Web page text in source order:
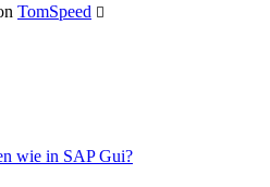
TomSpeed
wie in SAP Gui?